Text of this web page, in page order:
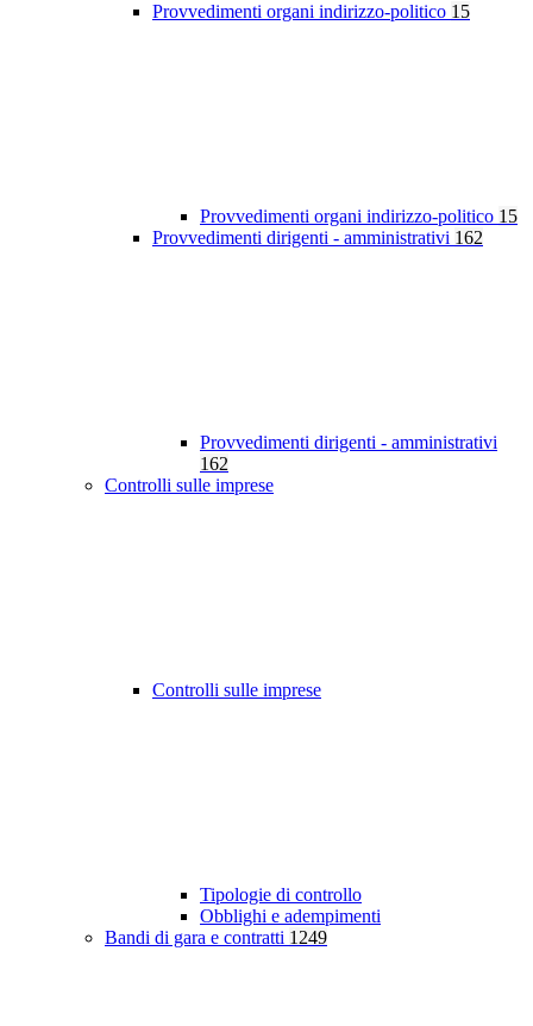
Provvedimenti organi indirizzo-politico 15
Provvedimenti organi indirizzo-politico 15
Provvedimenti dirigenti - amministrativi 162
Provvedimenti dirigenti - amministrativi
162
Controlli sulle imprese
Controlli sulle imprese
Tipologie di controllo
Obblighi e adempimenti
Bandi di gara e contratti 1249